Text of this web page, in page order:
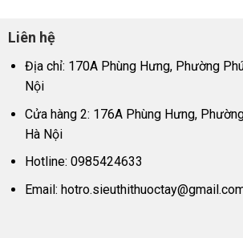
Liên hệ
Địa chỉ: 170A Phùng Hưng, Phường
Nội
Cửa hàng 2: 176A Phùng Hưng,
Hà Nội
Hotline: 0985424633
Email: